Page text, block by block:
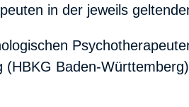
in der jeweils
Baden-